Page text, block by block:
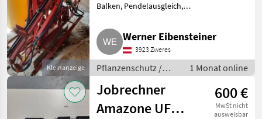
Kleinanzeige
Balken, Pendelausgleich,
neue Pumpe, neuwertiger
Düsensatz. Pflanzenschutz
Feldspritzen
Werner Eibensteiner
3923 Zweres
Pflanzenschutz /
Feldspritzen
1 Monat online
Jobrechner
Amazone UF
600 €
MwSt nicht
ausweisbar